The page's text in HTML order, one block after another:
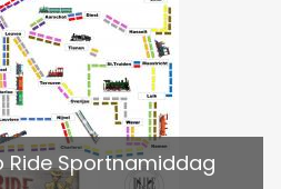
Ride Sportnamiddag